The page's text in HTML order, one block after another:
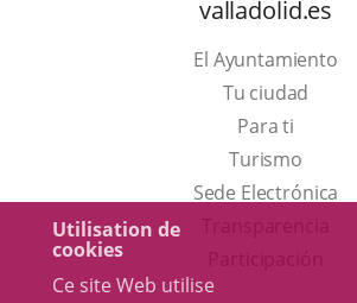
Utilisation de
cookies
Ce site Web utilise
valladolid.es
El Ayuntamiento
Tu ciudad
Para ti
TurismoEste
enlace
Sede Electrónica